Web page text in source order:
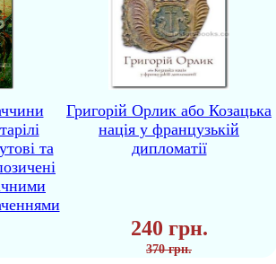
та
Григорій Орлик або Козацька
нація у французькій
дипломатії
240 грн.
370 грн.